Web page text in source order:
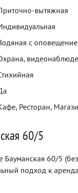
вытяжная
с
Ресторан,
60/5
Бауманская 60/5
подход к